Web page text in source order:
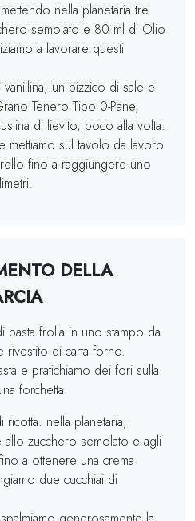
nella planetaria tre
semolato e 80 ml di Olio
a lavorare questi
un pizzico di sale e
Tenero Tipo 0-Pane,
di lievito, poco alla volta.
mettiamo sul tavolo da lavoro
fino a raggiungere uno
DELLA
pasta frolla in uno stampo da
rivestito di carta forno.
e pratichiamo dei fori sulla
forchetta.
ricotta: nella planetaria,
allo zucchero semolato e agli
a ottenere una crema
due cucchiai di